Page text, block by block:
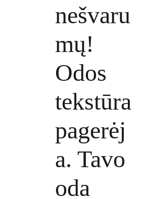
nešvaru
mų!
Odos
tekstūra
pagerėj
a. Tavo
oda